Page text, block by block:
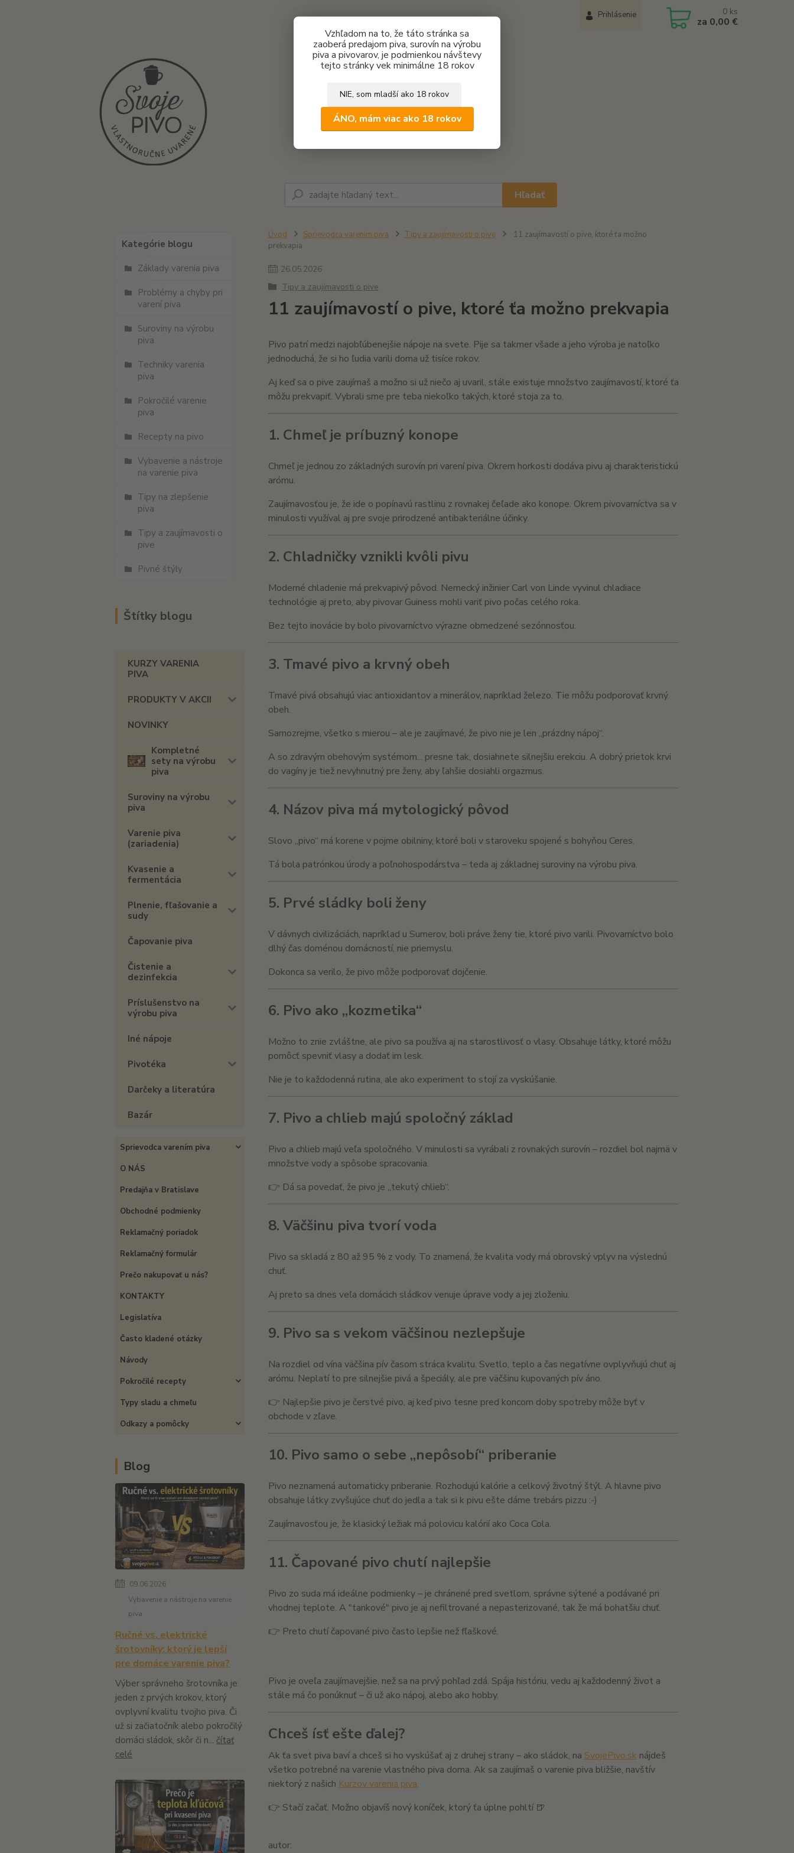
Vzhľadom na to, že táto stránka sa
zaoberá predajom piva, surovín na výrobu
piva a pivovarov, je podmienkou návštevy
tejto stránky vek minimálne 18 rokov
NIE, som mladší ako 18 rokov
ÁNO, mám viac ako 18 rokov
Prihlásenie
Hľadať
0 ks
za 0,00 €
Kategórie blogu
Základy varenia piva
Problémy a chyby pri
varení piva
Suroviny na výrobu
piva
Techniky varenia
piva
Pokročilé varenie
piva
Recepty na pivo
Vybavenie a nástroje
na varenie piva
Tipy na zlepšenie
piva
Tipy a zaujímavosti o
pive
Pivné štýly
Štítky blogu
KURZY VARENIA
PIVA
PRODUKTY V AKCII
NOVINKY
Kompletné
sety na výrobu
piva
Suroviny na výrobu
piva
Varenie piva
(zariadenia)
Kvasenie a
fermentácia
Plnenie, fľašovanie a
sudy
Čapovanie piva
Čistenie a
dezinfekcia
Príslušenstvo na
výrobu piva
Iné nápoje
Pivotéka
Darčeky a literatúra
Bazár
Sprievodca varením piva
O NÁS
Predajňa v Bratislave
Obchodné podmienky
Reklamačný poriadok
Reklamačný formulár
Prečo nakupovať u nás?
KONTAKTY
Legislatíva
Často kladené otázky
Návody
Pokročilé recepty
Typy sladu a chmeľu
Odkazy a pomôcky
Blog
09.06.2026
Vybavenie a nástroje na varenie
piva
Ručné vs. elektrické
šrotovníky: ktorý je lepší
pre domáce varenie piva?
Výber správneho šrotovníka je
jeden z prvých krokov, ktorý
ovplyvní kvalitu tvojho piva. Či
už si začiatočník alebo pokročilý
domáci sládok, skôr či n... čítať
celé
Úvod Sprievodca varením piva Tipy a zaujímavosti o pive
11 zaujímavostí o pive, ktoré ťa možno
prekvapia
26.05.2026
Tipy a zaujímavosti o pive
11 zaujímavostí o pive, ktoré ťa možno prekvapia
Pivo patrí medzi najobľúbenejšie nápoje na svete. Pije sa takmer všade a jeho výroba je natoľko
jednoduchá, že si ho ľudia varili doma už tisíce rokov.
Aj keď sa o pive zaujímaš a možno si už niečo aj uvaril, stále existuje množstvo zaujímavostí, ktoré ťa
môžu prekvapiť. Vybrali sme pre teba niekoľko takých, ktoré stoja za to.
1. Chmeľ je príbuzný konope
Chmeľ je jednou zo základných surovín pri varení piva. Okrem horkosti dodáva pivu aj charakteristickú
arómu.
Zaujímavosťou je, že ide o popínavú rastlinu z rovnakej čeľade ako konope. Okrem pivovarníctva sa v
minulosti využíval aj pre svoje prirodzené antibakteriálne účinky.
2. Chladničky vznikli kvôli pivu
Moderné chladenie má prekvapivý pôvod. Nemecký inžinier Carl von Linde vyvinul chladiace
technológie aj preto, aby pivovar Guiness mohli variť pivo počas celého roka.
Bez tejto inovácie by bolo pivovarníctvo výrazne obmedzené sezónnosťou.
3. Tmavé pivo a krvný obeh
Tmavé pivá obsahujú viac antioxidantov a minerálov, napríklad železo. Tie môžu podporovať krvný
obeh.
Samozrejme, všetko s mierou – ale je zaujímavé, že pivo nie je len „prázdny nápoj“.
A so zdravým obehovým systémom... presne tak, dosiahnete silnejšiu erekciu. A dobrý prietok krvi
do vagíny je tiež nevyhnutný pre ženy, aby ľahšie dosiahli orgazmus.
4. Názov piva má mytologický pôvod
Slovo „pivo“ má korene v pojme obilniny, ktoré boli v staroveku spojené s bohyňou Ceres.
Tá bola patrónkou úrody a poľnohospodárstva – teda aj základnej suroviny na výrobu piva.
5. Prvé sládky boli ženy
V dávnych civilizáciách, napríklad u Sumerov, boli práve ženy tie, ktoré pivo varili. Pivovarníctvo bolo
dlhý čas doménou domácností, nie priemyslu.
Dokonca sa verilo, že pivo môže podporovať dojčenie.
6. Pivo ako „kozmetika“
Možno to znie zvláštne, ale pivo sa používa aj na starostlivosť o vlasy. Obsahuje látky, ktoré môžu
pomôcť spevniť vlasy a dodať im lesk.
Nie je to každodenná rutina, ale ako experiment to stojí za vyskúšanie.
7. Pivo a chlieb majú spoločný základ
Pivo a chlieb majú veľa spoločného. V minulosti sa vyrábali z rovnakých surovín – rozdiel bol najmä v
množstve vody a spôsobe spracovania.
👉 Dá sa povedať, že pivo je „tekutý chlieb“.
8. Väčšinu piva tvorí voda
Pivo sa skladá z 80 až 95 % z vody. To znamená, že kvalita vody má obrovský vplyv na výslednú
chuť.
Aj preto sa dnes veľa domácich sládkov venuje úprave vody a jej zloženiu.
9. Pivo sa s vekom väčšinou nezlepšuje
Na rozdiel od vína väčšina pív časom stráca kvalitu. Svetlo, teplo a čas negatívne ovplyvňujú chuť aj
arómu. Neplatí to pre silnejšie pivá a špeciály, ale pre väčšinu kupovaných pív áno.
👉 Najlepšie pivo je čerstvé pivo, aj keď pivo tesne pred koncom doby spotreby môže byť v
obchode v zľave.
10. Pivo samo o sebe „nepôsobí“ priberanie
Pivo neznamená automaticky priberanie. Rozhodujú kalórie a celkový životný štýl. A hlavne pivo
obsahuje látky zvyšujúce chuť do jedla a tak si k pivu ešte dáme trebárs pizzu :-)
Zaujímavosťou je, že klasický ležiak má polovicu kalórií ako Coca Cola.
11. Čapované pivo chutí najlepšie
Pivo zo suda má ideálne podmienky – je chránené pred svetlom, správne sýtené a podávané pri
vhodnej teplote. A "tankové" pivo je aj nefiltrované a nepasterizované, tak že má bohatšiu chuť.
👉 Preto chutí čapované pivo často lepšie než fľaškové.
Pivo je oveľa zaujímavejšie, než sa na prvý pohľad zdá. Spája históriu, vedu aj každodenný život a
stále má čo ponúknuť – či už ako nápoj, alebo ako hobby.
Chceš ísť ešte ďalej?
Ak ťa svet piva baví a chceš si ho vyskúšať aj z druhej strany – ako sládok, na SvojePivo.sk nájdeš
všetko potrebné na varenie vlastného piva doma. Ak sa zaujímaš o varenie piva bližšie, navštív
niektorý z našich Kurzov varenia piva.
👉 Stačí začať. Možno objavíš nový koníček, ktorý ťa úplne pohltí 🍺
autor: